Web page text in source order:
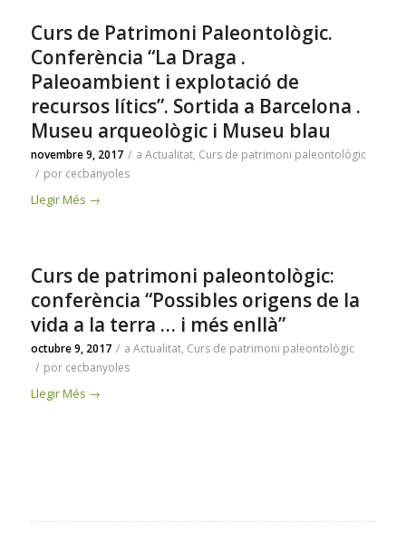
Curs de Patrimoni Paleontològic.
Conferència “La Draga .
Paleoambient i explotació de
recursos lítics”. Sortida a Barcelona .
Museu arqueològic i Museu blau
novembre 9, 2017 / a Actualitat, Curs de patrimoni paleontològic
/ por cecbanyoles
Llegir Més →
Curs de patrimoni paleontològic:
conferència “Possibles origens de la
vida a la terra … i més enllà”
octubre 9, 2017 / a Actualitat, Curs de patrimoni paleontològic
/ por cecbanyoles
Llegir Més →